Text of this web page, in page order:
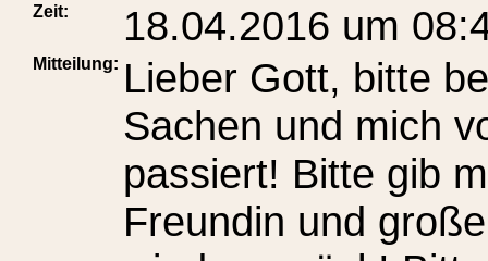
Zeit: 18.04.2016 um
Mitteilung: Lieber Gott, bitte
Sachen und mich
passiert! Bitte gib
Freundin und